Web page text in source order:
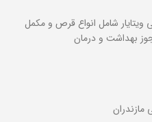
ویتایار شامل انواع قرص و مکمل
بهداشت و درمان
مازندران